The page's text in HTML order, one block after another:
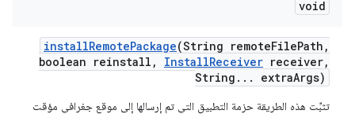
void
installRemotePackage(String remoteFilePath ,
boolean reinstall , InstallReceiver receiver,
String . . . extraArgs)
تثبِّت هذه الطريقة حزمة التطبيق التي تم إرسالها إلى موقع جغرافي مؤقت